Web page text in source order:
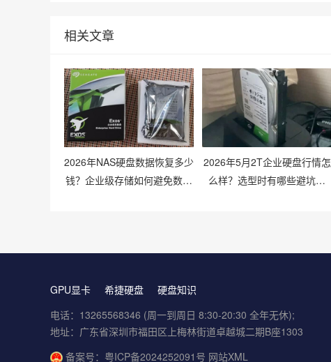
相关文章
2026年NAS硬盘数据恢复多少
钱？企业级存储如何避免数据
2026年5月2T企业硬盘行情怎
么样？选型时有哪些避坑技
GPU显卡 希捷硬盘
硬盘知识
电话：13265568346 (周一到周日 8:30-20:30 全年无休);
地址：广东省深圳市福田区上梅林街道卓越城二期B座1303
备案号： 粤ICP备2024252091号 网站XML